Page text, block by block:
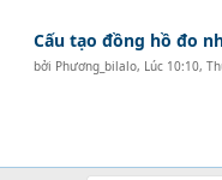
Cấu tạo đồng hồ đo
bởi Phương_bilalo, Lúc 10:10,